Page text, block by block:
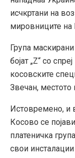
исчкртани на
мировниците на
Група
бојат „Z“ со
косовските
Звечан, местото
Истовремено, и
Косово се
платеничка
свои